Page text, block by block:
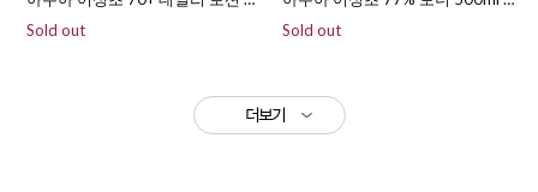
Sold out
Sold out
더보기